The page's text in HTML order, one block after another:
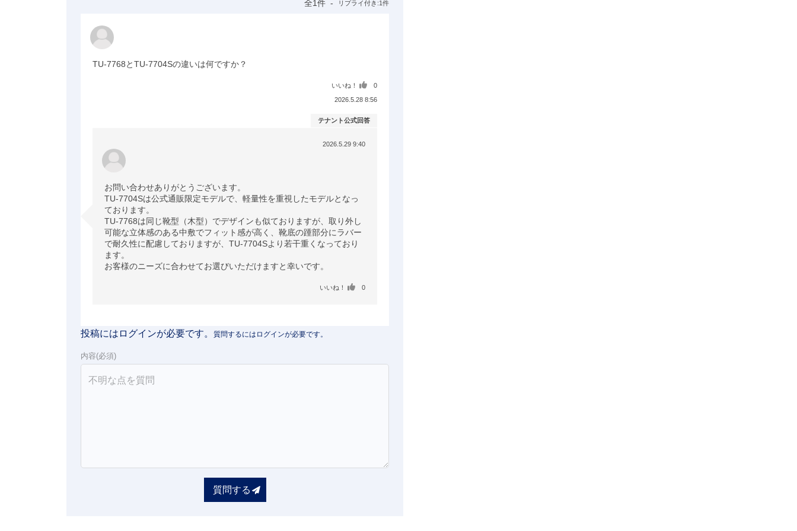
全1件 リプライ付き:1件
TU-7768とTU-7704Sの違いは何ですか？
いいね！
0
2026.5.28 8:56
2026.5.29 9:40
お問い合わせありがとうございます。
TU-7704Sは公式通販限定モデルで、軽量性を重視したモデルとなっ
ております。
TU-7768は同じ靴型（木型）でデザインも似ておりますが、取り外し
可能な立体感のある中敷でフィット感が高く、靴底の踵部分にラバー
で耐久性に配慮しておりますが、TU-7704Sより若干重くなっており
ます。
お客様のニーズに合わせてお選びいただけますと幸いです。
いいね！ 0
テナント公式回答
投稿にはログインが必要です。
内容(必須)
質問する